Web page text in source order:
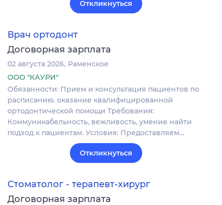
Откликнуться
Врач ортодонт
Договорная зарплата
02 августа 2026 Раменское
ООО "КАУРИ"
Обязанности: Прием и консультация пациентов по
расписанию. оказание квалифицированной
ортодонтической помощи Требования:
Коммуникабельность, вежливость, умение найти
подход к пациентам. Условия: Предоставляем…
Откликнуться
Стоматолог - терапевт-хирург
Договорная зарплата